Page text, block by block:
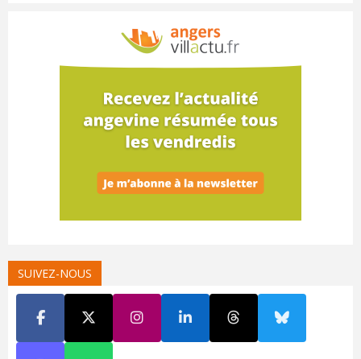
SUIVEZ-NOUS